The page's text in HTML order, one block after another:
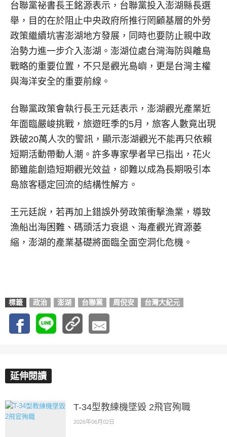
台聯黨祕書長王銘源表示，台聯黨投入澎湖縣長選
舉，目的在於阻止中央政府所推行罔顧基層的外勞
政策繼續坑害澎湖地方發展，同時也要防止親中政
治勢力進一步介入澎湖。澎湖位處台灣海防與離島
戰略的重要位置，不只是觀光島嶼，更是台灣主權
與海洋安全的重要前線。
台聯黨政策會執行長王元廷表示，澎湖觀光產業近
年面臨嚴峻挑戰，旅遊旺季的5月，旅客人數竟出現
跌破20萬人次的警訊，顯示澎湖觀光不能再只依賴
短期活動帶動人潮。許多專家學者早已指出，花火
節雖能創造短期觀光效益，卻難以成為長期吸引本
島旅客穩定回流的結構性解方。
王元廷說，若再加上錯誤外勞政策衝擊漁業，導致
漁船出海困難、碼頭活力衰退、海產觀光資源萎
縮，澎湖的產業基礎將面臨全面空洞化危機。
標籤 政治 澎湖 台聯黨 周倪安 台灣大紀元
延伸閱讀
T-34型教練機墜毀 2飛官殉職
2026年06月02日